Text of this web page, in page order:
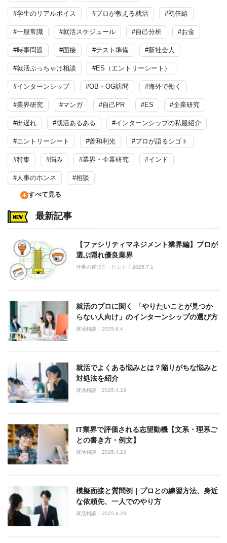
#学生のリアルボイス #プロが教える就活 #初任給
#一般常識 #就活スケジュール #自己分析 #お金
#時事問題 #面接 #テスト準備 #新社会人
#就活ぶっちゃけ相談 #ES（エントリーシート）
#インターンシップ #OB・OG訪問 #海外で働く
#業界研究 #マンガ #自己PR #ES #企業研究
#出遅れ #就活あるある #インターンシップの私服紹介
#エントリーシート #曽和利光 #プロが語るシゴト
#特集 #悩み #業界・企業研究 #インド
#人事のホンネ #相談
すべて見る
最新記事
【ファシリティマネジメント業界編】プロが
選ぶ隠れ優良業界
仕事の選び方・ヒント 2025.7.1
就活のプロに聞く 「やりたいことが見つか
らない人向け」のインターンシップの選び方
就活相談 2025.6.4
就活でよくある悩みとは？陥りがちな悩みと
対処法を紹介
就活相談 2025.4.23
IT業界で評価される志望動機【文系・理系ご
との書き方・例文】
就活相談 2025.4.23
模擬面接と質問例｜プロとの練習方法、身近
な依頼先、一人でのやり方
就活相談 2025.4.23